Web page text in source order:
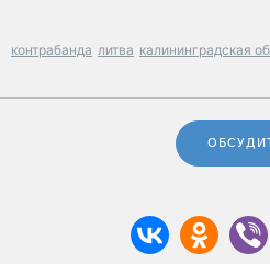
контрабанда литва калининградская